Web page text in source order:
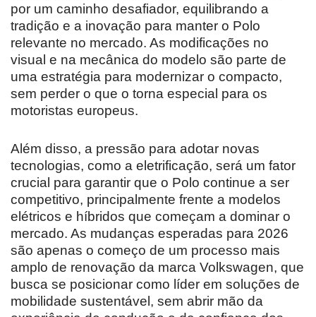
por um caminho desafiador, equilibrando a
tradição e a inovação para manter o Polo
relevante no mercado. As modificações no
visual e na mecânica do modelo são parte de
uma estratégia para modernizar o compacto,
sem perder o que o torna especial para os
motoristas europeus.
Além disso, a pressão para adotar novas
tecnologias, como a eletrificação, será um fator
crucial para garantir que o Polo continue a ser
competitivo, principalmente frente a modelos
elétricos e híbridos que começam a dominar o
mercado. As mudanças esperadas para 2026
são apenas o começo de um processo mais
amplo de renovação da marca Volkswagen, que
busca se posicionar como líder em soluções de
mobilidade sustentável, sem abrir mão da